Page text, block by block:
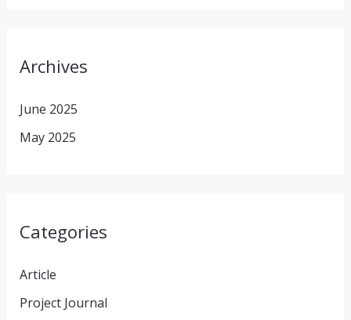
Archives
June 2025
May 2025
Categories
Article
Project Journal